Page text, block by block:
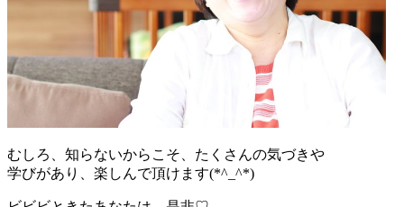
むしろ、知らないからこそ、たくさんの気づきや
学びがあり、楽しんで頂けます(*^_^*)